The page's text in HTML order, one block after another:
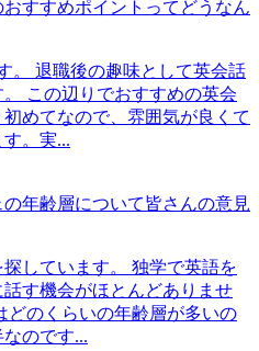
すすめポイントってどうなん
。 退職後の趣味として英会話
この辺りでおすすめの英会
めてなので、雰囲気が良くて
。実...
年齢層について皆さんの意見
しています。 独学で英語を
す機会がほとんどありませ
どのくらいの年齢層が多いの
のです...